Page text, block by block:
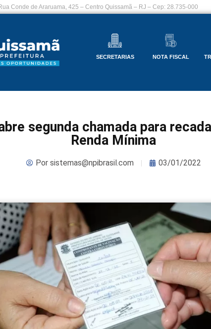
Conde de Araruama, 425 – Centro Quissamã – RJ – Cep: 28.735-000
SECRETARIAS NOTA FISCAL
segunda chamada para
Renda Mínima
Porsistemas@npibrasil.com 03/01/2022